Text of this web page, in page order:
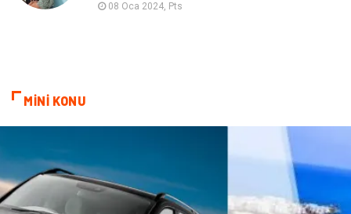
08 Oca 2024, Pts
MİNİ KONU